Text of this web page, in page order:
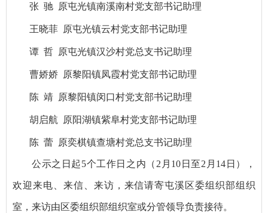
张 驰 原屯光镇南溪南村党支部书记助理
王晓菲 原屯光镇云村党支部书记助理
谭 哲 原屯光镇汉沙村党总支书记助理
曹娇娇 原黎阳镇凤霞村党支部书记助理
陈 靖 原黎阳镇闵口村党支部书记助理
胡启航 原阳湖镇紫阜村党支部书记助理
陈 蕾 原奕棋镇查塘村党总支书记助理
公示之日起5个工作日之内（2月10日至2月14日），
欢迎来电、来信、来访，来信请寄屯溪区委组织部组织
室，来访由区委组织部组织室或分管领导负责接待。